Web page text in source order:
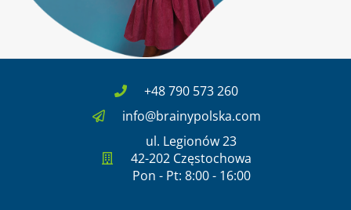
+48 790 573 260
info@brainypolska.com
ul. Legionów 23
42-202 Częstochowa
Pon - Pt: 8:00 - 16:00